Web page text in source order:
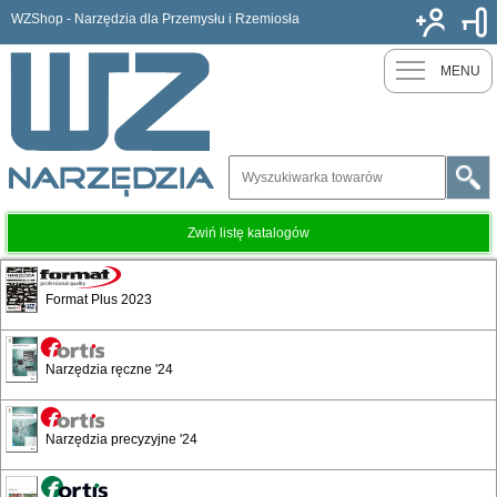
WZShop - Narzędzia dla Przemysłu i Rzemiosła Nowy
MENU
Zwiń listę katalogów
Format Plus 2023
Narzędzia ręczne '24
Narzędzia precyzyjne '24
Konstrukcje specjalne